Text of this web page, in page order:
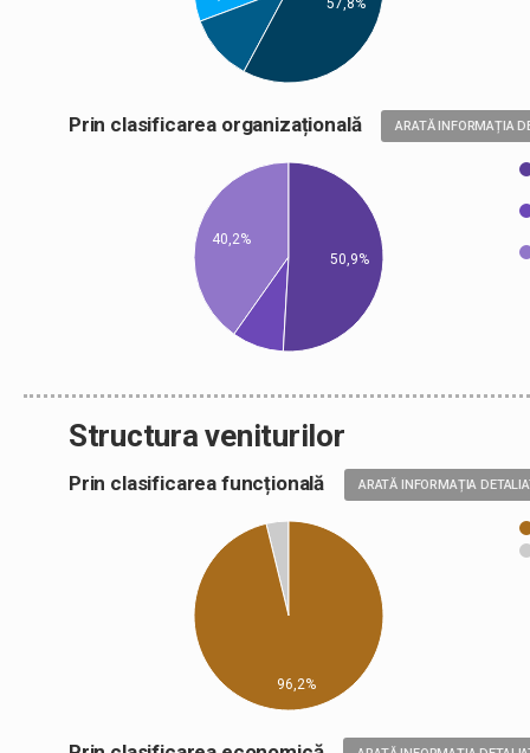
Prin clasificarea organizațională ARATĂ INFORMAȚIA
40,2%
50,9%
Structura veniturilor
Prin clasificarea funcțională ARATĂ INFORMAȚIA
96,2%